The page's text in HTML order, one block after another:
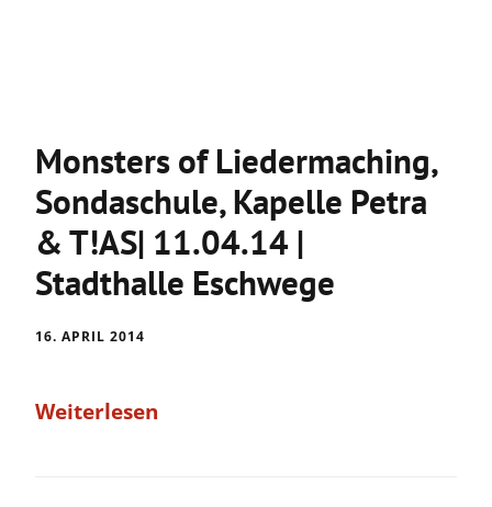
Monsters of Liedermaching,
Sondaschule, Kapelle Petra
& T!AS| 11.04.14 |
Stadthalle Eschwege
16. APRIL 2014
Weiterlesen